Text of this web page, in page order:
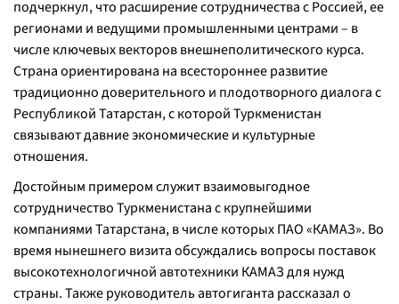
подчеркнул, что расширение сотрудничества с Россией, ее
регионами и ведущими промышленными центрами – в
числе ключевых векторов внешнеполитического курса.
Страна ориентирована на всестороннее развитие
традиционно доверительного и плодотворного диалога с
Республикой Татарстан, с которой Туркменистан
связывают давние экономические и культурные
отношения.
Достойным примером служит взаимовыгодное
сотрудничество Туркменистана с крупнейшими
компаниями Татарстана, в числе которых ПАО «КАМАЗ». Во
время нынешнего визита обсуждались вопросы поставок
высокотехнологичной автотехники КАМАЗ для нужд
страны. Также руководитель автогиганта рассказал о